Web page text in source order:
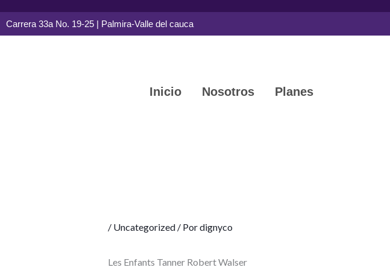
alCarrera 33a No. 19-25 | Palmira-Valle del cauca
Inicio Nosotros Planes
/ Uncategorized/ Pordignyco
Les Enfants Tanner Robert Walser